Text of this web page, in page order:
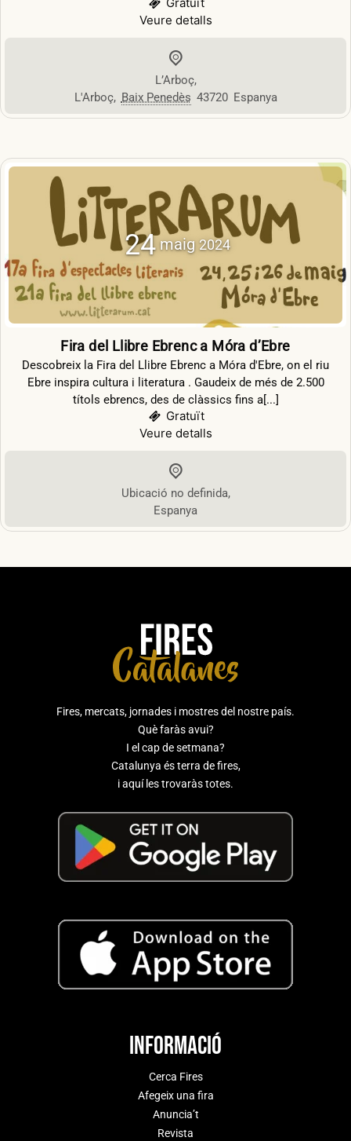
Veure detalls
L’Arboç,
L'Arboç, Baix Penedès 43720 Espanya
24 maig 2024
Fira del Llibre Ebrenc a Móra d’Ebre
Descobreix la Fira del Llibre Ebrenc a Móra d'Ebre, on el riu
Ebre inspira cultura i literatura . Gaudeix de més de 2.500
títols ebrencs, des de clàssics fins a[...]
Gratuït
Veure detalls
Ubicació no definida,
Espanya
Fires, mercats, jornades i mostres del nostre país.
Què faràs avui?
I el cap de setmana?
Catalunya és terra de fires,
i aquí les trovaràs totes.
Informació
Cerca Fires
Afegeix una fira
Anuncia’t
Revista